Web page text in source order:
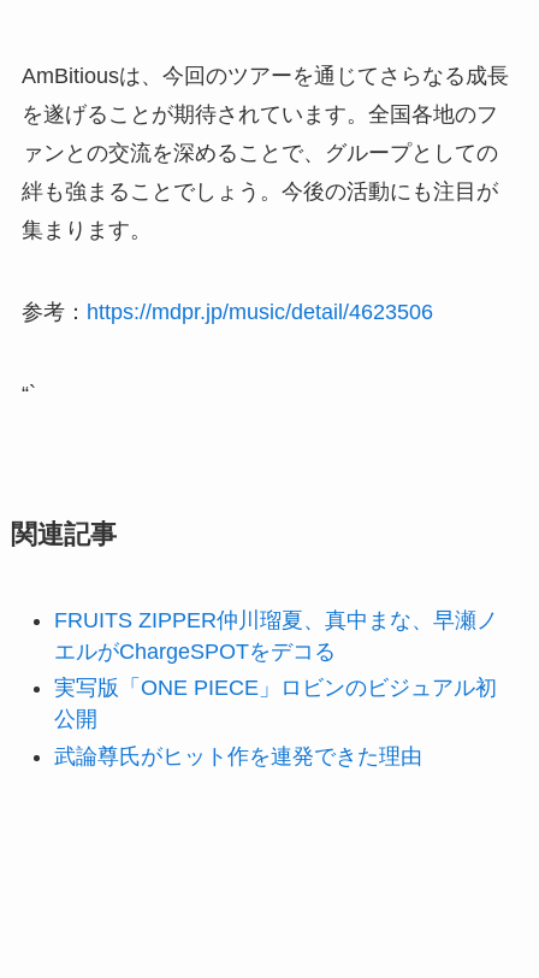
AmBitiousは、今回のツアーを通じてさらなる成長
を遂げることが期待されています。全国各地のフ
ァンとの交流を深めることで、グループとしての
絆も強まることでしょう。今後の活動にも注目が
集まります。
参考： https://mdpr.jp/music/detail/4623506
“`
関連記事
FRUITS ZIPPER仲川瑠夏、真中まな、早瀬ノ
エルがChargeSPOTをデコる
実写版「ONE PIECE」ロビンのビジュアル初
公開
武論尊氏がヒット作を連発できた理由